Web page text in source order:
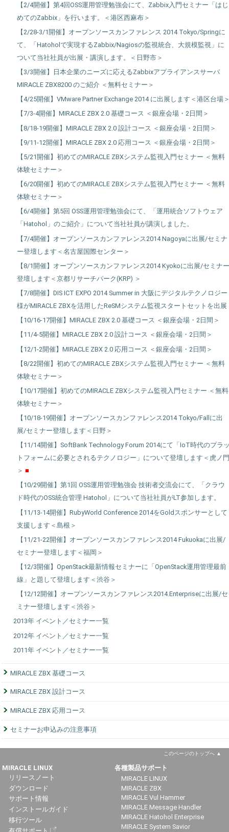
【2/4開催】第4回OSS運用管理勉強会にて、Zabbix入門セミナー「はじ
めてのZabbix」を行います。＜港区西麻布＞
【2/28-3/1開催】オープンソースカンファレンス 2014 Tokyo/Springに
て、「Hatoholで実現するZabbix/Nagiosの監視統合、大規模監視」に
ついて当社社員が出展・講演します。＜日野市＞
【3/3開催】日本企業のニーズに応えるZabbixアプライアンスサーバ
MIRACLE ZBX8200 のご紹介 ＜無料セミナー＞
【4/25開催】VMware Partner Exchange 2014 に出展します＜港区台場
【7/3-4開催】MIRACLE ZBX 2.0 基礎コース ＜銀座会場・2日間＞
【8/18-19開催】MIRACLE ZBX 2.0 設計コース ＜銀座会場・2日間＞
【9/11-12開催】MIRACLE ZBX 2.0 応用コース ＜銀座会場・2日間＞
【5/21開催】初めてのMIRACLE ZBXシステム監視入門セミナー ＜無料
体験セミナー＞
【6/20開催】初めてのMIRACLE ZBXシステム監視入門セミナー ＜無料
体験セミナー＞
【6/4開催】第5回 OSS運用管理勉強会にて、「運用統合ソフトウェア
「Hatohol」のご紹介」について当社社員が講演しました。
【7/4開催】オープンソースカンファレンス2014 Nagoyaに出展/セミナ
ー登壇します＜名古屋国際センター＞
【8/1開催】オープンソースカンファレンス2014 Kyokoに出展/セミナー
登壇します＜京都リサーチパーク(KRP) ＞
【7/8開催】DIS ICT EXPO 2014 Summer in 大阪にデジタルテクノロジー
様がMIRACLE ZBXを活用したReSMシステム監視スタートセットを出展
【10/16-17開催】MIRACLE ZBX 2.0 基礎コース ＜銀座会場・2日間＞
【11/4-5開催】MIRACLE ZBX 2.0 設計コース ＜銀座会場・2日間＞
【12/1-2開催】MIRACLE ZBX 2.0 応用コース ＜銀座会場・2日間＞
【8/22開催】初めてのMIRACLE ZBXシステム監視入門セミナー ＜無料
体験セミナー＞
【10/17開催】初めてのMIRACLE ZBXシステム監視入門セミナー ＜無料
体験セミナー＞
【10/18-19開催】オープンソースカンファレンス2014 Tokyo/Fallに出
展/セミナー登壇します＜日野＞
【11/14開催】SoftBank Technology Forum 2014にて「IoT時代のプラ
トフォームに必要とされるテクノロジー」について登壇します＜虎ノ門
＞
【10/29開催】第1回 OSS運用管理勉強会 技術者交流会にて、「クラウ
ド時代のOSS統合管理 Hatohol」について当社社員がLT参加します。
【11/13-14開催】RubyWorld Conference 2014をGoldスポンサーとして
支援します＜島根＞
【11/21-22開催】オープンソースカンファレンス2014 Fukuokaに出展/
セミナー登壇します＜福岡＞
【12/3開催】OpenStack最新情報セミナーに「OpenStack運用管理最前
線」と題して登壇します＜渋谷＞
【12/12開催】オープンソースカンファレンス2014.Enterpriseに出展/セ
ミナー登壇します＜渋谷＞
2013年 イベント／セミナー一覧
2012年 イベント／セミナー一覧
2011年 イベント／セミナー一覧
MIRACLE ZBX 基礎コース
MIRACLE ZBX 設計コース
MIRACLE ZBX 応用コース
セミナーお申込みの注意事項
このページのトップへ
MIRACLE LINUX
リリースノート
ダウンロード
サポート情報
インストールガイド
移行ツール
各種製品サポート
MIRACLE LINUX
MIRACLE ZBX
MIRACLE Vul Hammer
MIRACLE Message Handler
MIRACLE Hatohol Enterprise
MIRACLE System Savior